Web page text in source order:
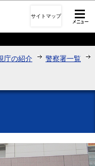
移動
サイトマップ
庁の紹介 警察署一覧